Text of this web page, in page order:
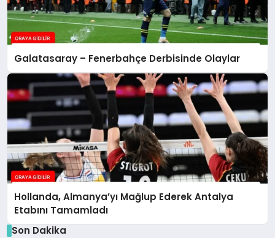
Galatasaray – Fenerbahçe Derbisinde Olaylar
Hollanda, Almanya’yı Mağlup Ederek Antalya
Etabını Tamamladı
Son Dakika